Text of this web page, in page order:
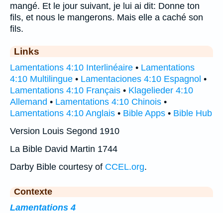
mangé. Et le jour suivant, je lui ai dit: Donne ton
fils, et nous le mangerons. Mais elle a caché son
fils.
Links
Lamentations 4:10 Interlinéaire • Lamentations
4:10 Multilingue • Lamentaciones 4:10 Espagnol •
Lamentations 4:10 Français • Klagelieder 4:10
Allemand • Lamentations 4:10 Chinois •
Lamentations 4:10 Anglais • Bible Apps • Bible Hub
Version Louis Segond 1910
La Bible David Martin 1744
Darby Bible courtesy of CCEL.org.
Contexte
Lamentations 4